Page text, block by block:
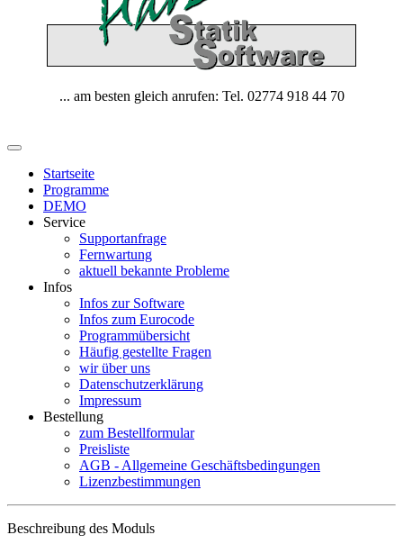
... am besten gleich anrufen: Tel. 02774 918 44 70
Startseite
Programme
DEMO
Service
Supportanfrage
Fernwartung
aktuell bekannte Probleme
Infos
Infos zur Software
Infos zum Eurocode
Programmübersicht
Häufig gestellte Fragen
wir über uns
Datenschutzerklärung
Impressum
Bestellung
zum Bestellformular
Preisliste
AGB - Allgemeine Geschäftsbedingungen
Lizenzbestimmungen
Beschreibung des Moduls